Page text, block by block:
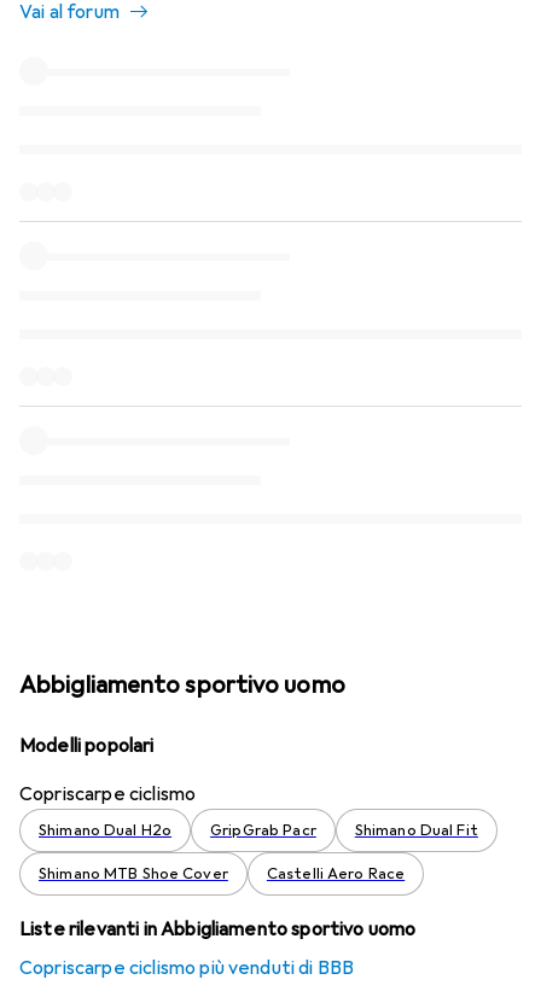
Vai al forum
Abbigliamento sportivo uomo
Modelli popolari
Copriscarpe ciclismo
Shimano Dual H2o GripGrab Pacr Shimano Dual Fit
Shimano MTB Shoe Cover Castelli Aero Race
Liste rilevanti in Abbigliamento sportivo uomo
Copriscarpe ciclismo più venduti di BBB